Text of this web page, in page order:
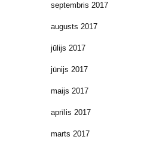
septembris 2017
augusts 2017
jūlijs 2017
jūnijs 2017
maijs 2017
aprīlis 2017
marts 2017